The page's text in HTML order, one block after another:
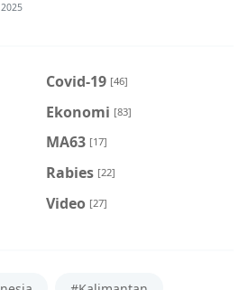
Covid-19 [46]
Ekonomi [83]
MA63 [17]
Rabies [22]
Video [27]